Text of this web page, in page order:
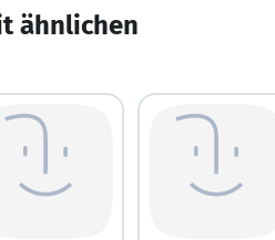
ähnlichen